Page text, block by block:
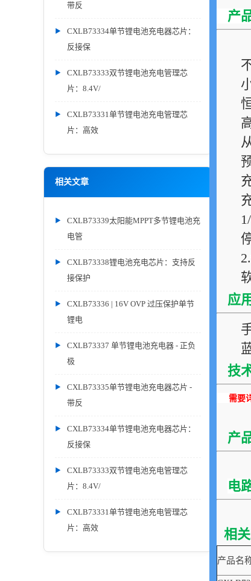
带反
CXLB73334单节锂电池充电器芯片：
反接保
CXLB73333双节锂电池充电管理芯
片：8.4V/
CXLB73331单节锂电池充电管理芯
片：高效
相关文章
CXLB73339太阳能MPPT多节锂电池充
电管
CXLB73338锂电池充电芯片：支持反
接保护
CXLB73336 | 16V OVP 过压保护单节
锂电
CXLB73337 单节锂电池充电器 - 正负
极
CXLB73335单节锂电池充电器芯片 -
带反
CXLB73334单节锂电池充电器芯片：
反接保
CXLB73333双节锂电池充电管理芯
片：8.4V/
CXLB73331单节锂电池充电管理芯
片：高效
产
应
技
需要详
产
电
相
产品名